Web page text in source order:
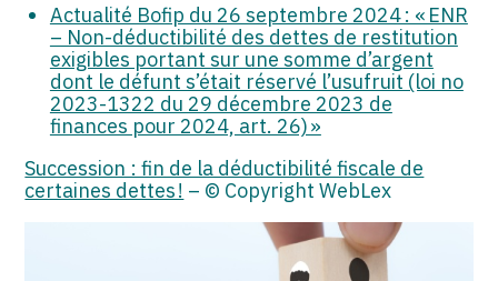
Actualité Bofip du 26 septembre 2024 : « ENR
– Non-déductibilité des dettes de restitution
exigibles portant sur une somme d’argent
dont le défunt s’était réservé l’usufruit (loi no
2023-1322 du 29 décembre 2023 de
finances pour 2024, art. 26) »
Succession : fin de la déductibilité fiscale de
certaines dettes ! – © Copyright WebLex